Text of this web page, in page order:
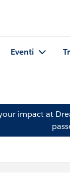
Eventi
impact at